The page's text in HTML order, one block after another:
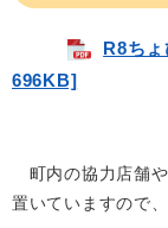
R8ち
696KB]
町内の協力店舗
置いていますので